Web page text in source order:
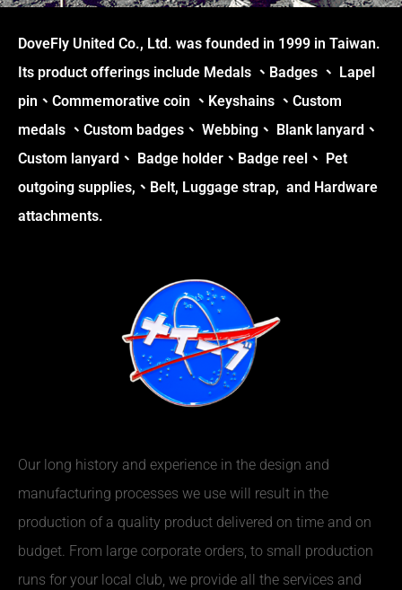
DoveFly United Co., Ltd. was founded in 1999 in Taiwan.
Its product offerings include Medals 、Badges 、 Lapel
pin、Commemorative coin 、Keyshains 、Custom
medals 、Custom badges、 Webbing、 Blank lanyard、
Custom lanyard、 Badge holder、Badge reel、 Pet
outgoing supplies,、Belt, Luggage strap, and Hardware
attachments.
Our long history and experience in the design and
manufacturing processes we use will result in the
production of a quality product delivered on time and on
budget. From large corporate orders, to small production
runs for your local club, we provide all the services and